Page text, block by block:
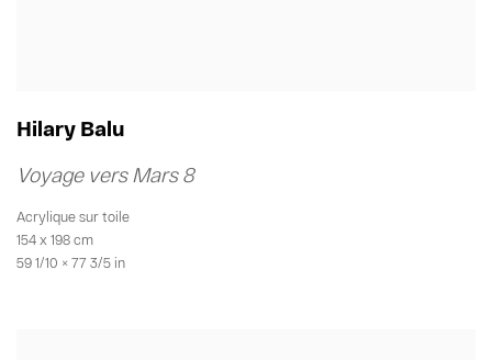
Hilary Balu
Voyage vers Mars 8
Acrylique sur toile
154 x 198 cm
59 1/10 × 77 3/5 in